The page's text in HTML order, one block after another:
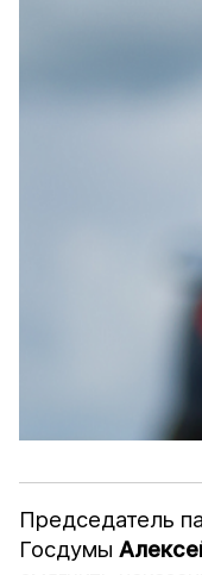
Председатель
Госдумы